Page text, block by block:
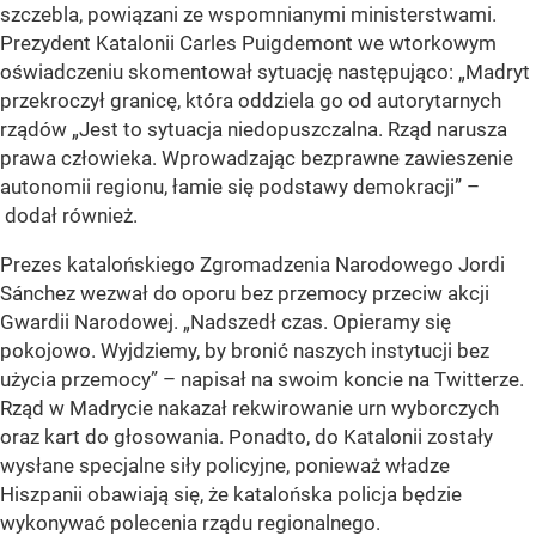
szczebla, powiązani ze wspomnianymi ministerstwami.
Prezydent Katalonii Carles Puigdemont we wtorkowym
oświadczeniu skomentował sytuację następująco: „Madryt
przekroczył granicę, która oddziela go od autorytarnych
rządów „Jest to sytuacja niedopuszczalna. Rząd narusza
prawa człowieka. Wprowadzając bezprawne zawieszenie
autonomii regionu, łamie się podstawy demokracji” –
dodał również.
Prezes katalońskiego Zgromadzenia Narodowego Jordi
Sánchez wezwał do oporu bez przemocy przeciw akcji
Gwardii Narodowej. „Nadszedł czas. Opieramy się
pokojowo. Wyjdziemy, by bronić naszych instytucji bez
użycia przemocy” – napisał na swoim koncie na Twitterze.
Rząd w Madrycie nakazał rekwirowanie urn wyborczych
oraz kart do głosowania. Ponadto, do Katalonii zostały
wysłane specjalne siły policyjne, ponieważ władze
Hiszpanii obawiają się, że katalońska policja będzie
wykonywać polecenia rządu regionalnego.